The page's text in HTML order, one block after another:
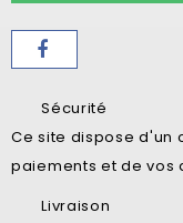
Sécurité
Ce site dispose d'un
paiements et de vos
Livraison